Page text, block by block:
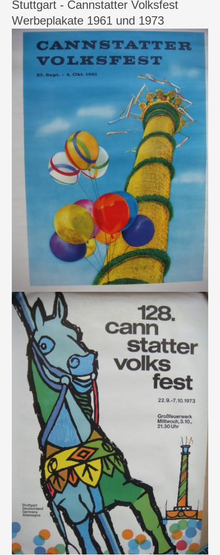
Stuttgart - Cannstatter Volksfest
Werbeplakate 1961 und 1973